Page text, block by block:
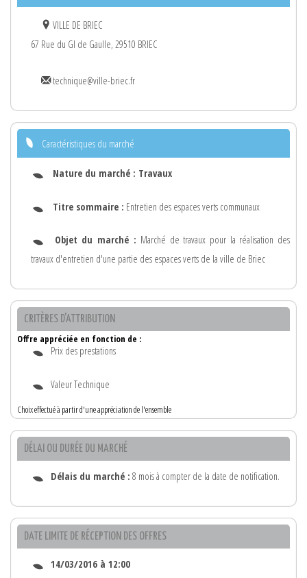
VILLE DE BRIEC
67 Rue du Gl de Gaulle, 29510 BRIEC
technique@ville-briec.fr
Caractéristiques du marché
Nature du marché : Travaux
Titre sommaire : Entretien des espaces verts communaux
Objet du marché : Marché de travaux pour la réalisation des
travaux d'entretien d'une partie des espaces verts de la ville de Briec
CRITÈRES D'ATTRIBUTION
Offre appréciée en fonction de :
Prix des prestations
Valeur Technique
Choix effectué à partir d'une appréciation de l'ensemble
DÉLAI OU DURÉE DU MARCHÉ
Délais du marché : 8 mois à compter de la date de notification.
DATE LIMITE DE RÉCEPTION DES OFFRES
14/03/2016 à 12:00